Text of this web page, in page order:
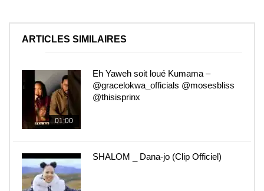
ARTICLES SIMILAIRES
01:00
Eh Yaweh soit loué Kumama –
@gracelokwa_officials @mosesbliss
@thisisprinx
SHALOM _ Dana-jo (Clip Officiel)